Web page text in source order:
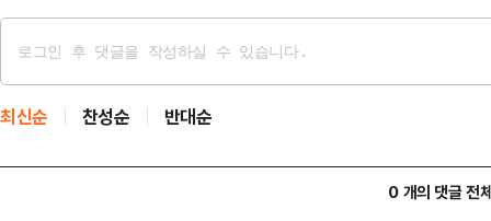
최신순 찬성순 반대순
0 개의 댓글 전